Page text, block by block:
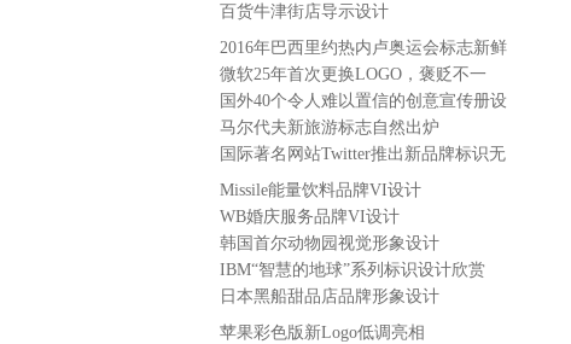
百货牛津街店导示设计
2016年巴西里约热内卢奥运会标志新鲜
出炉
微软25年首次更换LOGO，褒贬不一
国外40个令人难以置信的创意宣传册设
计灵感
马尔代夫新旅游标志自然出炉
国际著名网站Twitter推出新品牌标识无
Missile能量饮料品牌VI设计
WB婚庆服务品牌VI设计
韩国首尔动物园视觉形象设计
IBM“智慧的地球”系列标识设计欣赏
日本黑船甜品店品牌形象设计
苹果彩色版新Logo低调亮相